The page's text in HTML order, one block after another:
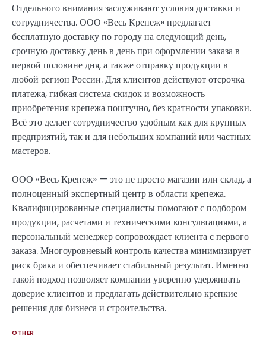
Отдельного внимания заслуживают условия доставки и
сотрудничества. ООО «Весь Крепеж» предлагает
бесплатную доставку по городу на следующий день,
срочную доставку день в день при оформлении заказа в
первой половине дня, а также отправку продукции в
любой регион России. Для клиентов действуют отсрочка
платежа, гибкая система скидок и возможность
приобретения крепежа поштучно, без кратности упаковки.
Всё это делает сотрудничество удобным как для крупных
предприятий, так и для небольших компаний или частных
мастеров.
ООО «Весь Крепеж» — это не просто магазин или склад, а
полноценный экспертный центр в области крепежа.
Квалифицированные специалисты помогают с подбором
продукции, расчетами и техническими консультациями, а
персональный менеджер сопровождает клиента с первого
заказа. Многоуровневый контроль качества минимизирует
риск брака и обеспечивает стабильный результат. Именно
такой подход позволяет компании уверенно удерживать
доверие клиентов и предлагать действительно крепкие
решения для бизнеса и строительства.
OTHER